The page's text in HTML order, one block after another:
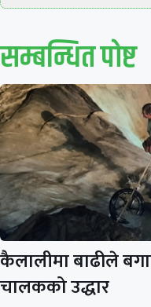
सम्बन्धित पाेष्ट
कैलालीमा बाढीले
चालकको उद्धार